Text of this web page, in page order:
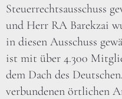
Steuerrechtsausschuss
und Herr RA Barekzai
in diesen Ausschuss
ist mit über 4.300
dem Dach des
verbundenen örtlichen